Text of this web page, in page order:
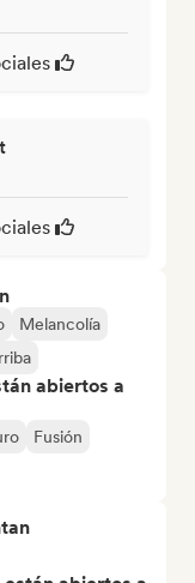
Melancolía
abiertos a
Fusión